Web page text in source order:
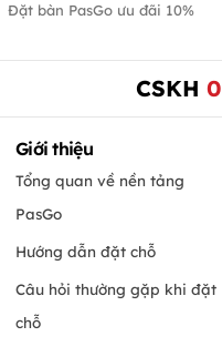
Đặt bàn PasGo ưu đãi 10%
CSKH
Giới thiệu
Tổng quan về nền tảng
PasGo
Hướng dẫn đặt chỗ
Câu hỏi thường gặp khi đặt
chỗ